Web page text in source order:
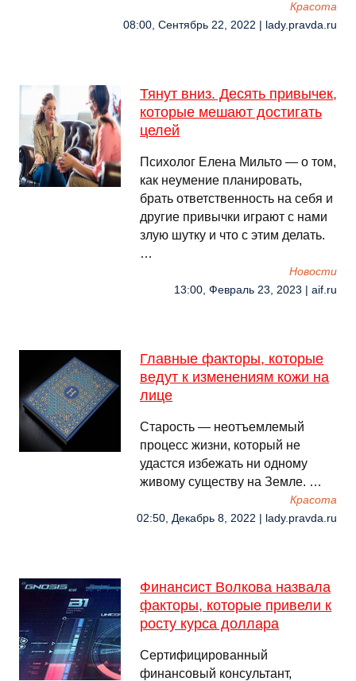
Красота
08:00, Сентябрь 22, 2022 | lady.pravda.ru
Тянут вниз. Десять привычек,
которые мешают достигать
целей
Психолог Елена Мильто — о том,
как неумение планировать,
брать ответственность на себя и
другие привычки играют с нами
злую шутку и что с этим делать.
…
Новости
13:00, Февраль 23, 2023 | aif.ru
Главные факторы, которые
ведут к изменениям кожи на
лице
Старость — неотъемлемый
процесс жизни, который не
удастся избежать ни одному
живому существу на Земле. …
Красота
02:50, Декабрь 8, 2022 | lady.pravda.ru
Финансист Волкова назвала
факторы, которые привели к
росту курса доллара
Сертифицированный
финансовый консультант,